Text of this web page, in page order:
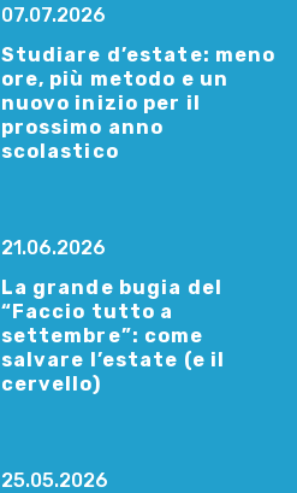
07.07.2026
Studiare d’estate: meno
ore, più metodo e un
nuovo inizio per il
prossimo anno
scolastico
21.06.2026
La grande bugia del
“Faccio tutto a
settembre”: come
salvare l’estate (e il
cervello)
25.05.2026